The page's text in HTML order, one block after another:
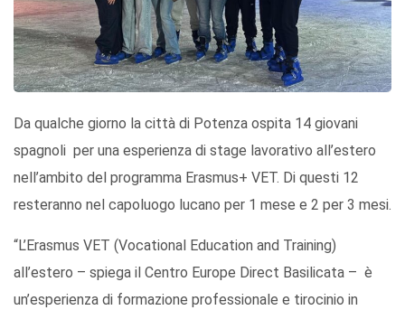
Da qualche giorno la città di Potenza ospita 14 giovani
spagnoli per una esperienza di stage lavorativo all’estero
nell’ambito del programma Erasmus+ VET. Di questi 12
resteranno nel capoluogo lucano per 1 mese e 2 per 3 mesi.
“L’Erasmus VET (Vocational Education and Training)
all’estero – spiega il Centro Europe Direct Basilicata – è
un’esperienza di formazione professionale e tirocinio in